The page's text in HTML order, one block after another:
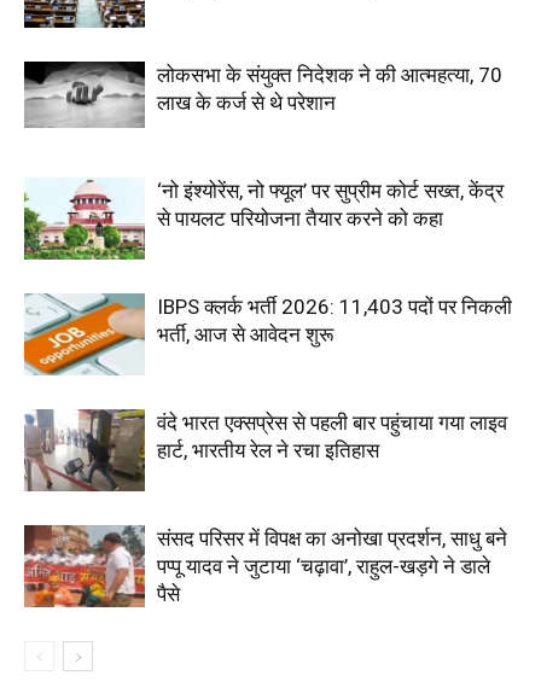
लोकसभा के संयुक्त निदेशक ने की आत्महत्या, 70
लाख के कर्ज से थे परेशान
‘नो इंश्योरेंस, नो फ्यूल’ पर सुप्रीम कोर्ट सख्त, केंद्र
से पायलट परियोजना तैयार करने को कहा
IBPS क्लर्क भर्ती 2026: 11,403 पदों पर निकली
भर्ती, आज से आवेदन शुरू
वंदे भारत एक्सप्रेस से पहली बार पहुंचाया गया लाइव
हार्ट, भारतीय रेल ने रचा इतिहास
संसद परिसर में विपक्ष का अनोखा प्रदर्शन, साधु बने
पप्पू यादव ने जुटाया ‘चढ़ावा’, राहुल-खड़गे ने डाले
पैसे